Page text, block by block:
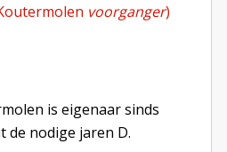
voorganger)
is eigenaar sinds
de nodige jaren D.